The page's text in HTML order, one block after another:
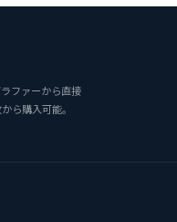
ファーから直接
ら購入可能。